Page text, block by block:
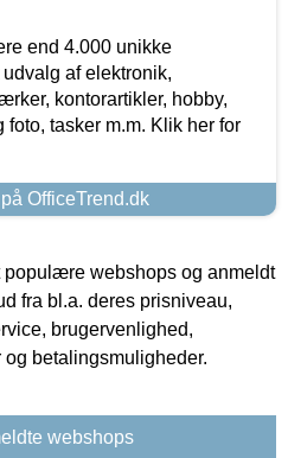
end 4.000 unikke
af elektronik,
kontorartikler, hobby,
tasker m.m. Klik her for
OfficeTrend.dk
populære webshops og anmeldt
fra bl.a. deres prisniveau,
brugervenlighed,
betalingsmuligheder.
webshops